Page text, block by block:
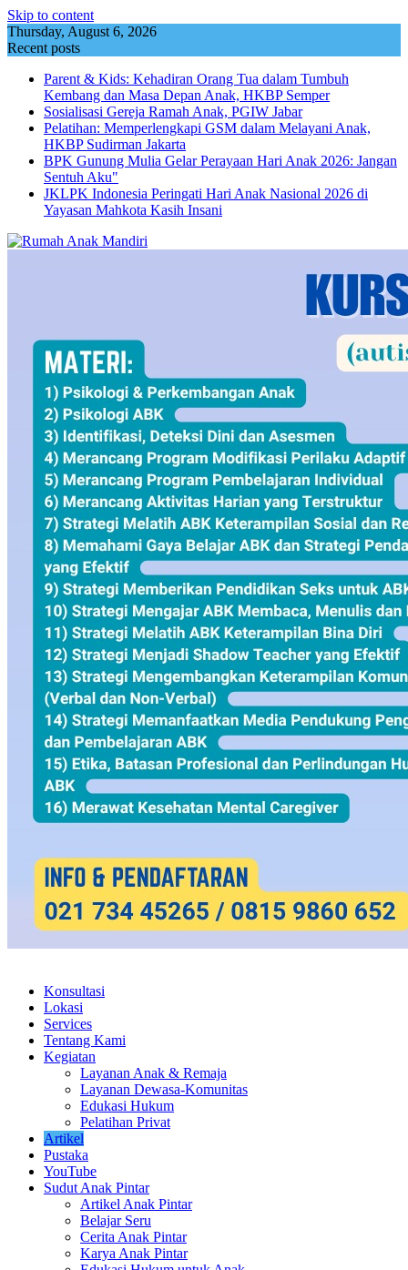
Skip to content
Thursday, August 6, 2026
Recent posts
Parent & Kids: Kehadiran Orang Tua dalam Tumbuh
Kembang dan Masa Depan Anak, HKBP Semper
Sosialisasi Gereja Ramah Anak, PGIW Jabar
Pelatihan: Memperlengkapi GSM dalam Melayani Anak,
HKBP Sudirman Jakarta
BPK Gunung Mulia Gelar Perayaan Hari Anak 2026: Jangan
Sentuh Aku"
JKLPK Indonesia Peringati Hari Anak Nasional 2026 di
Yayasan Mahkota Kasih Insani
Konsultasi
Lokasi
Services
Tentang Kami
Kegiatan
Layanan Anak & Remaja
Layanan Dewasa-Komunitas
Edukasi Hukum
Pelatihan Privat
Artikel
Pustaka
YouTube
Sudut Anak Pintar
Artikel Anak Pintar
Belajar Seru
Cerita Anak Pintar
Karya Anak Pintar